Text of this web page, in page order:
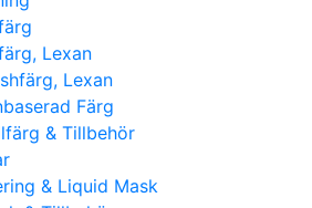
Lexan
Lexan
Färg
& Tillbehör
& Liquid Mask